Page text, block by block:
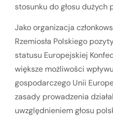
stosunku do głosu dużych
Jako organizacja
Rzemiosła Polskiego
statusu Europejskiej
większe możliwości
gospodarczego Unii
zasady prowadzenia
uwzględnieniem głosu